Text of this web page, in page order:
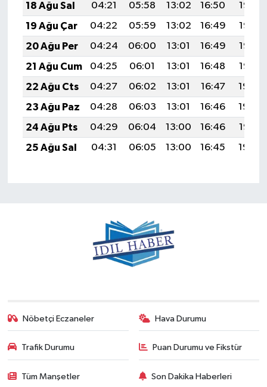
18 Ağu Sal
04:21 05:58 13:02 16:50
19:56
19 Ağu Çar
04:22 05:59 13:02 16:49
19:55
20 Ağu Per
04:24 06:00 13:01 16:49
19:53
21 Ağu Cum
04:25 06:01 13:01 16:48
19:52
22 Ağu Cts
04:27 06:02 13:01 16:47
19:50
23 Ağu Paz
04:28 06:03 13:01 16:46
19:49
24 Ağu Pts
04:29 06:04 13:00 16:46
19:47
25 Ağu Sal
04:31 06:05 13:00 16:45 19:46
Nöbetçi Eczaneler Hava Durumu
Trafik Durumu Puan Durumu ve Fikstür
Tüm Manşetler Son Dakika Haberleri